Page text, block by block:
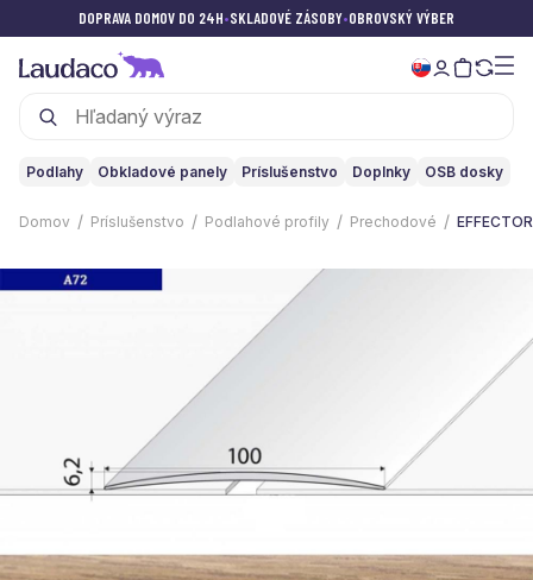
DOPRAVA DOMOV DO 24H•SKLADOVÉ ZÁSOBY•OBROVSKÝ VÝBER
Podlahy Obkladové panely Príslušenstvo Doplnky OSB dosky
Domov Príslušenstvo Podlahové profily Prechodové